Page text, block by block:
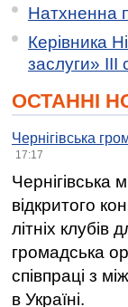
Натхненна
Керівника
заслуги» ІІІ
ОСТАННІ
Чернігівська
17:17
Чернігівська
відкритого
літніх клубів
громадська
співпраці з
в Україні.